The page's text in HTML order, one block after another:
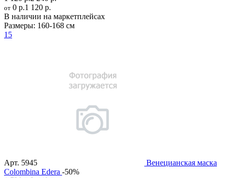
от 0 р.1 120 р.
В наличии на маркетплейсах
Размеры: 160-168 см
15
Арт. 5945
Венецианская маска
Colombina Edera -50%